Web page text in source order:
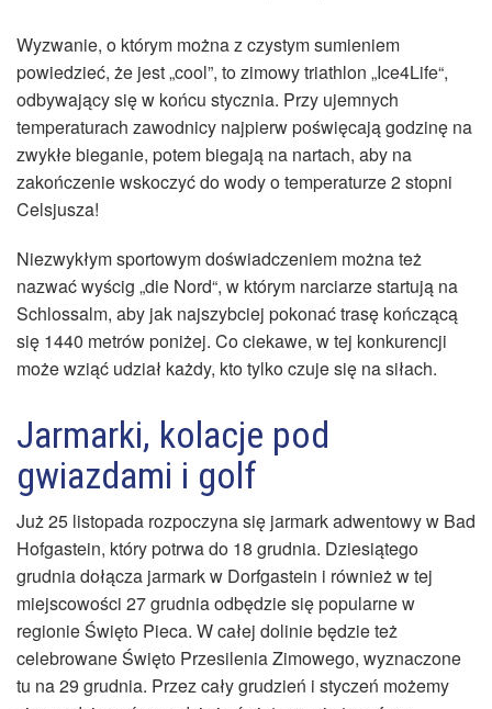
Wyzwanie, o którym można z czystym sumieniem
powiedzieć, że jest „cool”, to zimowy triathlon „Ice4Life“,
odbywający się w końcu stycznia. Przy ujemnych
temperaturach zawodnicy najpierw poświęcają godzinę na
zwykłe bieganie, potem biegają na nartach, aby na
zakończenie wskoczyć do wody o temperaturze 2 stopni
Celsjusza!
Niezwykłym sportowym doświadczeniem można też
nazwać wyścig „die Nord“, w którym narciarze startują na
Schlossalm, aby jak najszybciej pokonać trasę kończącą
się 1440 metrów poniżej. Co ciekawe, w tej konkurencji
może wziąć udział każdy, kto tylko czuje się na siłach.
Jarmarki, kolacje pod
gwiazdami i golf
Już 25 listopada rozpoczyna się jarmark adwentowy w Bad
Hofgastein, który potrwa do 18 grudnia. Dziesiątego
grudnia dołącza jarmark w Dorfgastein i również w tej
miejscowości 27 grudnia odbędzie się popularne w
regionie Święto Pieca. W całej dolinie będzie też
celebrowane Święto Przesilenia Zimowego, wyznaczone
tu na 29 grudnia. Przez cały grudzień i styczeń możemy